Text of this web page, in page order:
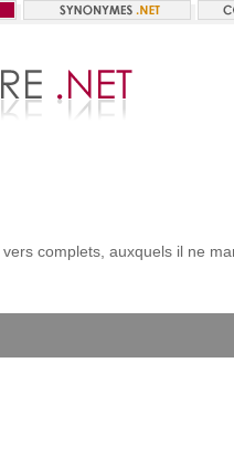
vers complets, auxquels il ne